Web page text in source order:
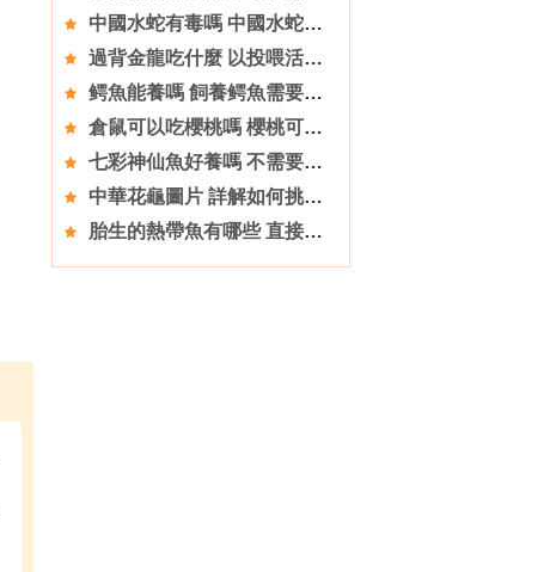
中國水蛇有毒嗎 中國水蛇是有毒的蛇類
過背金龍吃什麼 以投喂活動的小魚最佳
鳄魚能養嗎 飼養鳄魚需要辦理一些養殖許可證
倉鼠可以吃櫻桃嗎 櫻桃可以吃但不要給太多
七彩神仙魚好養嗎 不需要特殊的光照設備
中華花龜圖片 詳解如何挑選中華花龜
胎生的熱帶魚有哪些 直接生小魚的熱帶魚